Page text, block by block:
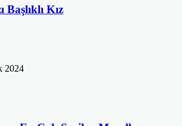
Başlıklı Kız
2024